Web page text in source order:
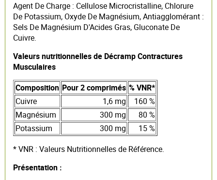
Agent De Charge : Cellulose Microcristalline, Chlorure
De Potassium, Oxyde De Magnésium, Antiagglomérant :
Sels De Magnésium D'Acides Gras, Gluconate De
Cuivre.
Valeurs nutritionnelles de Décramp Contractures
Musculaires
Composition Pour 2 comprimés % VNR*
Cuivre
1,6 mg
160 %
Magnésium
300 mg
80 %
Potassium
300 mg
15 %
* VNR : Valeurs Nutritionnelles de Référence.
Présentation :